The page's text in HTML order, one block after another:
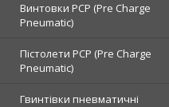
Винтовки PCP (Pre Charge
Pneumatic)
Пістолети PCP (Pre Charge
Pneumatic)
Гвинтівки пневматичні